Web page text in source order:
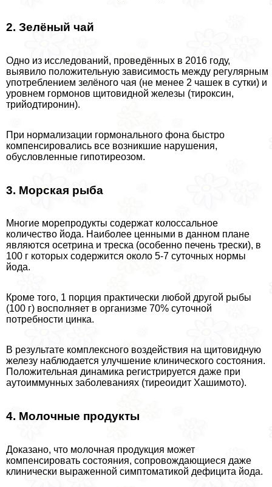
2. Зелёный чай
Одно из исследований, проведённых в 2016 году,
выявило положительную зависимость между регулярным
употрeблением зелёного чая (не менее 2 чашек в сутки) и
уровнем гормонов щитовидной железы (тироксин,
трийодтиронин).
При нормализации гормонального фона быстро
компенсировались все возникшие нарушения,
обусловленные гипотиреозом.
3. Морская рыба
Многие морепродукты содержат колоссальное
количество йода. Наиболее ценными в данном плане
являются осетрина и треска (особенно печень трески), в
100 г которых содержится около 5-7 суточных нормы
йода.
Кроме того, 1 порция пpaктически любой другой рыбы
(100 г) восполняет в организме 70% суточной
потребности цинка.
В результате комплексного воздействия на щитовидную
железу наблюдается улучшение клинического состояния.
Положительная динамика регистрируется даже при
аутоиммунных заболеваниях (тиреоидит Хашимото).
4. Молочные продукты
Доказано, что молочная продукция может
компенсировать состояния, сопровождающиеся даже
клинически выраженной симптоматикой дефицита йода.